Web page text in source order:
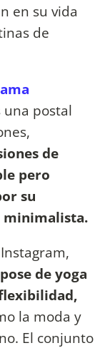
en su vida
de
una postal
de
pero
su
minimalista.
de yoga
la moda y
El conjunto